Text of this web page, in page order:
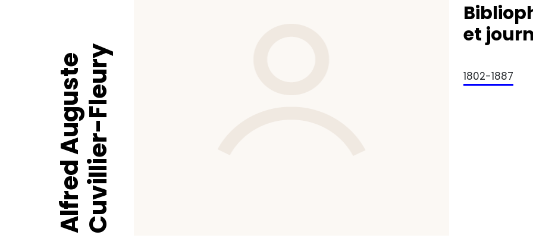
Alfred AugusteCuvillier-Fleury
et
1802-1887